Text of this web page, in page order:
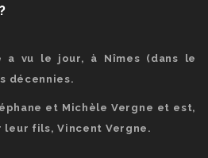
a vu le jour, à Nîmes (dans le
décennies.
et Michèle Vergne et est,
leur fils, Vincent Vergne.